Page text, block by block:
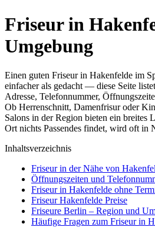
Friseur in
Umgebung
Einen guten Friseur in Hakenfelde im
einfacher als gedacht — diese Seite
Adresse, Telefonnummer,
Ob Herrenschnitt, Damenfrisur oder
Salons in der Region bieten ein breites
Ort nichts Passendes findet, wird oft in
Inhaltsverzeichnis
Friseur in der Nähe von
Öffnungszeiten und
Friseur in Hakenfelde ohne
Friseur Hakenfelde Preise
Friseure Berlin – Region und
Häufige Fragen zum Friseur in